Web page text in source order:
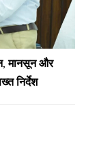
मानसून और
निर्देश​